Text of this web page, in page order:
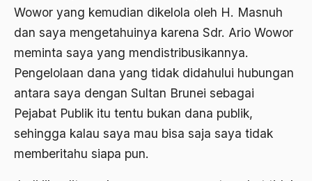
Wowor yang kemudian dikelola oleh H. Masnuh
dan saya mengetahuinya karena Sdr. Ario Wowor
meminta saya yang mendistribusikannya.
Pengelolaan dana yang tidak didahului hubungan
antara saya dengan Sultan Brunei sebagai
Pejabat Publik itu tentu bukan dana publik,
sehingga kalau saya mau bisa saja saya tidak
memberitahu siapa pun.
Asosiasi
Aspek Etika
Aspek Politis
Aspek religius Agama
Aspek Teknis
Aspirasi Politik